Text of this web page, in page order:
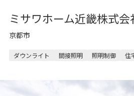
ミサワホーム近畿株式
京都市
ダウンライト 間接照明 照明制御 住